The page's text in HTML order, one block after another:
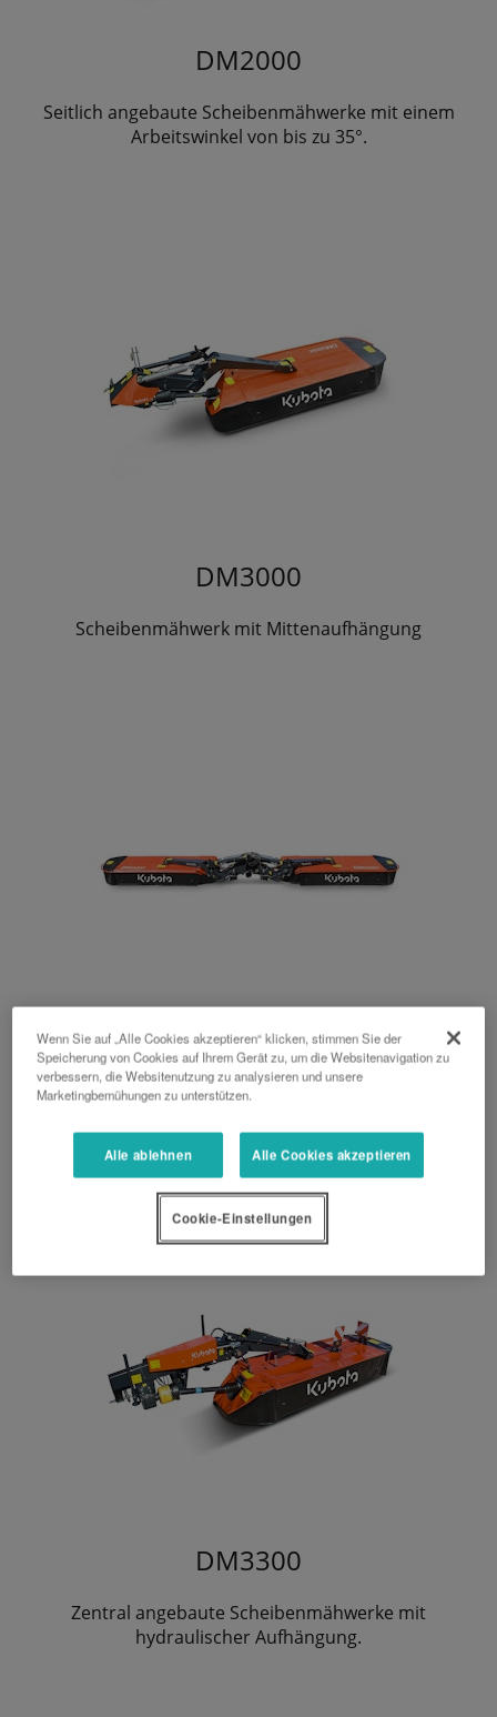
DM2000
Seitlich angebaute Scheibenmähwerke mit einem
Arbeitswinkel von bis zu 35°.
DM3000
Scheibenmähwerk mit Mittenaufhängung
DM3000 Triple
DM3300
Zentral angebaute Scheibenmähwerke mit
hydraulischer Aufhängung.
Wenn Sie auf „Alle Cookies akzeptieren“ klicken, stimmen Sie der
Speicherung von Cookies auf Ihrem Gerät zu, um die Websitenavigation zu
verbessern, die Websitenutzung zu analysieren und unsere
Marketingbemühungen zu unterstützen.
Alle ablehnen Alle Cookies akzeptieren
Cookie-Einstellungen